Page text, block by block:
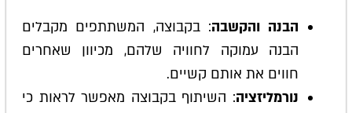
הבנה והקשבה: בקבוצה, המשתתפים מקבלים
הבנה עמוקה לחוויה שלהם, מכיוון שאחרים
חווים את אותם קשיים.
נורמליזציה: השיתוף בקבוצה מאפשר לראות כי